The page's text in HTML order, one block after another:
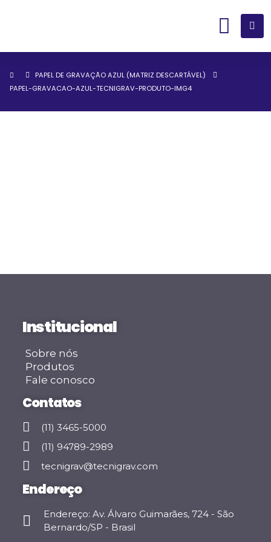
PAPEL DE GRAVAÇÃO AZUL (MATRIZ DESCARTÁVEL)
PAPEL-GRAVACAO-AZUL-TECNIGRAV-PRODUTO-IMG4
Institucional
Sobre nós
Produtos
Fale conosco
Contatos
(11) 3465-5000
(11) 94789-2989
tecnigrav@tecnigrav.com
Endereço
Endereço: Av. Álvaro Guimarães, 724 - São
Bernardo/SP - Brasil